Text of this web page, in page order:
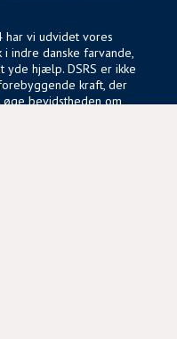
har vi udvidet vores
indre danske farvande,
hjælp. DSRS er ikke
kraft, der
bevidstheden om